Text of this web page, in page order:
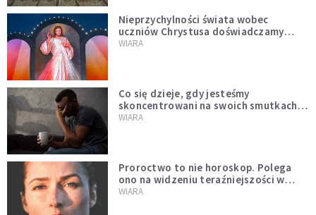
Nieprzychylności świata wobec
uczniów Chrystusa doświadczamy
wszyscy, również dzisiaj
WIARA
Co się dzieje, gdy jesteśmy
skoncentrowani na swoich smutkach?
Mówi o tym św. Jan
WIARA
Proroctwo to nie horoskop. Polega
ono na widzeniu teraźniejszości w
świetle przeszłości Jezusa
WIARA